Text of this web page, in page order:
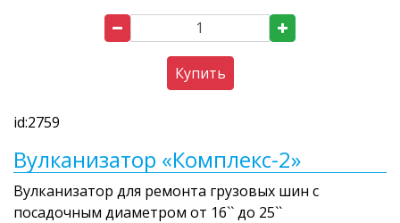
Купить
id:2759
Вулканизатор «Комплекс-2»
Вулканизатор для ремонта грузовых шин c
посадочным диаметром от 16`` до 25``